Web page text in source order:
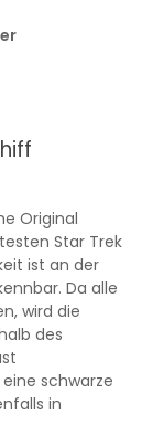
Original
Star Trek
ist an der
Da alle
wird die
des
schwarze
in